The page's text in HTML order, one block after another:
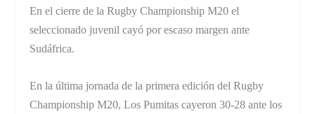
En el cierre de la Rugby Championship M20 el
seleccionado juvenil cayó por escaso margen ante
Sudáfrica.
En la última jornada de la primera edición del Rugby
Championship M20, Los Pumitas cayeron 30-28 ante los